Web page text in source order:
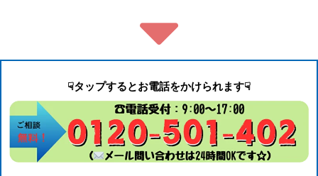
☟タップするとお電話をかけられます☟